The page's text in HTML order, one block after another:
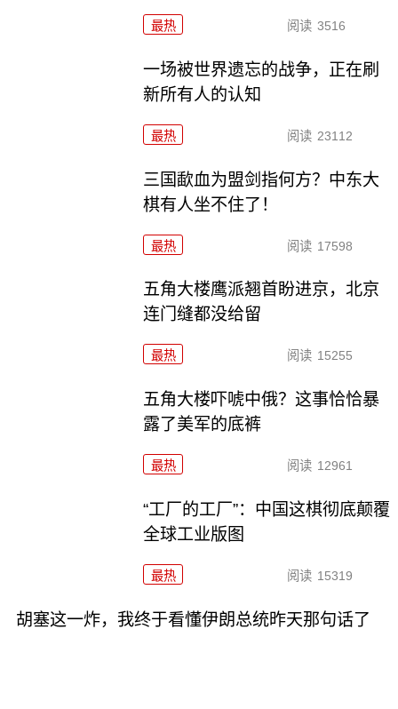
最热 阅读 3516
一场被世界遗忘的战争，正在刷
新所有人的认知
最热 阅读 23112
三国歃血为盟剑指何方？中东大
棋有人坐不住了！
最热 阅读 17598
五角大楼鹰派翘首盼进京，北京
连门缝都没给留
最热 阅读 15255
五角大楼吓唬中俄？这事恰恰暴
露了美军的底裤
最热 阅读 12961
“工厂的工厂”：中国这棋彻底颠覆
全球工业版图
最热 阅读 15319
胡塞这一炸，我终于看懂伊朗总统昨天那句话了